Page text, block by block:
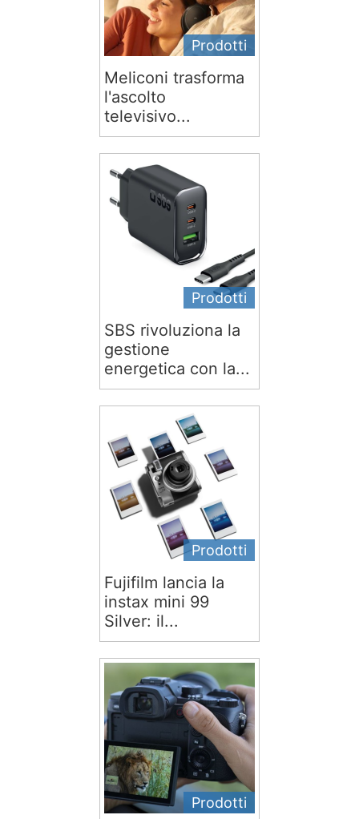
Prodotti
Meliconi trasforma
l'ascolto
televisivo...
Prodotti
SBS rivoluziona la
gestione
energetica con la...
Prodotti
Fujifilm lancia la
instax mini 99
Silver: il...
Prodotti